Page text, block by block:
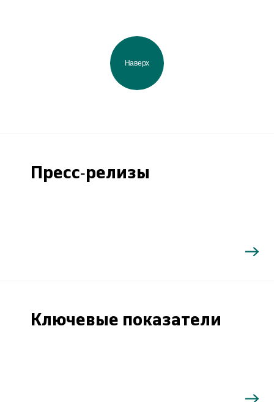
Наверх
Пресс-релизы
Ключевые показатели